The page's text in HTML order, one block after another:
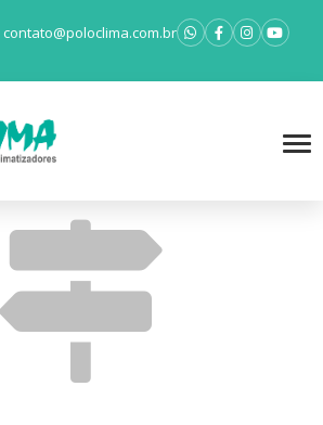
contato@poloclima.com.br